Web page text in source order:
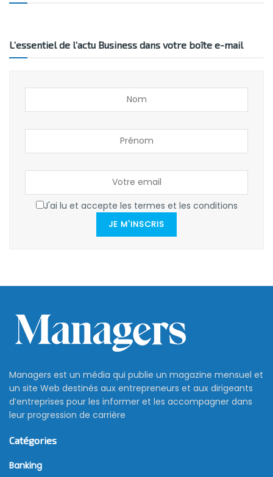
L’essentiel de l’actu Business dans votre boîte e-mail
J'ai lu et accepte les termes et les conditions
JE M'INSCRIS
Managers est un média qui publie un magazine mensuel et
un site Web destinés aux entrepreneurs et aux dirigeants
d’entreprises pour les informer et les accompagner dans
leur progression de carrière
Catégories
Banking